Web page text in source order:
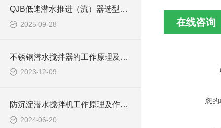
QJB低速潜水推进（流）器选型关键考量因素
2025-09-28
不锈钢潜水搅拌器的工作原理及作用特点、结构图
2023-12-09
防沉淀潜水搅拌机工作原理及作用特点、安装图、CAD结构图
2024-06-20
在线咨询
您的